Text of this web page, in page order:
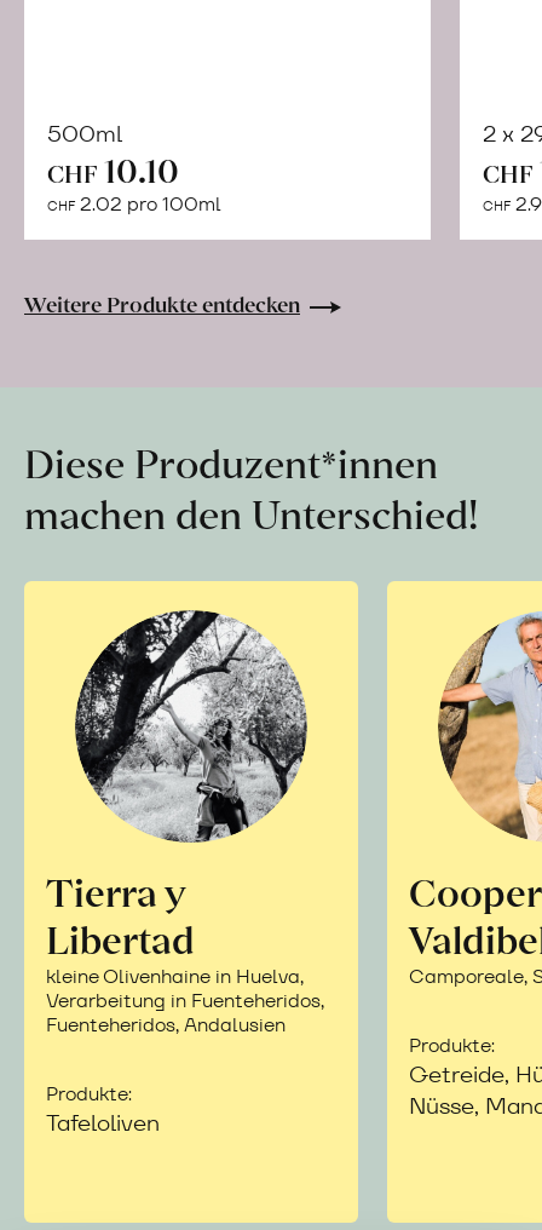
500ml
CHF 10.10
CHF 2.02 pro 100ml
Warenkorb
2 x
CHF
CHF
Weitere Produkte entdecken
Diese Produzent*innen
machen den Unterschied!
Tierra y
Libertad
kleine Olivenhaine in Huelva,
Verarbeitung in Fuenteheridos,
Fuenteheridos, Andalusien
Produkte:
Tafeloliven
Camporeale,
Produkte:
Getreide,
Nüsse,